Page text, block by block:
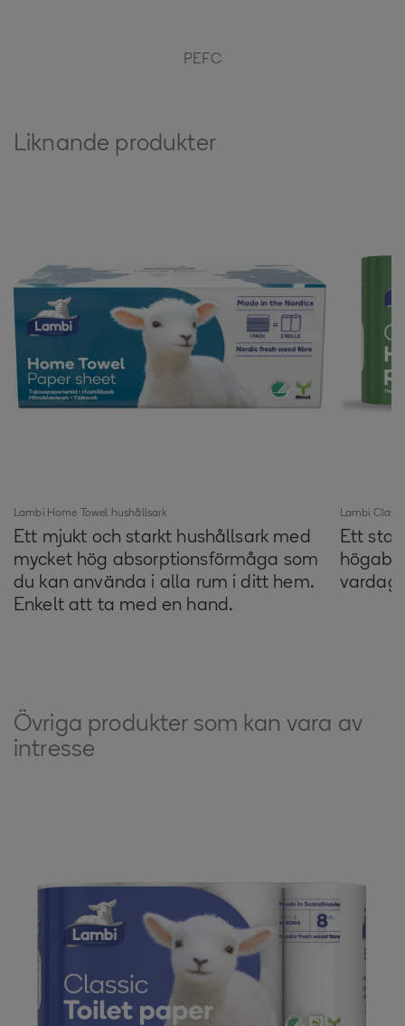
PEFC
Liknande produkter
Lambi Home Towel hushållsark
Ett mjukt och starkt hushållsark med
mycket hög absorptionsförmåga som
du kan använda i alla rum i ditt hem.
Enkelt att ta med en hand.
Lambi
Ett
Övriga produkter som kan vara av
intresse